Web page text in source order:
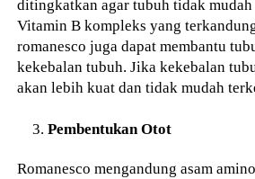
ditingkatkan agar tubuh tidak
Vitamin B kompleks yang
romanesco juga dapat membantu
kekebalan tubuh. Jika kekebalan
akan lebih kuat dan tidak mudah
Pembentukan Otot
Romanesco mengandung asam